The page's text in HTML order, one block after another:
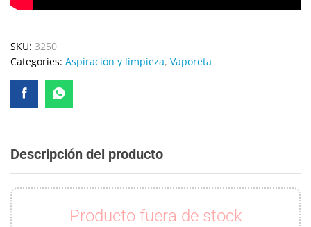
SKU: 3250
Categories: Aspiración y limpieza, Vaporeta
Descripción del producto
Producto fuera de stock